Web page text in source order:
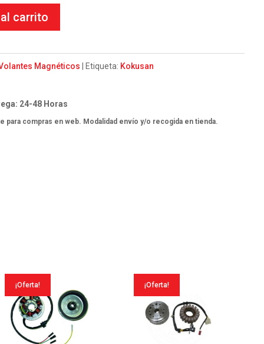
carrito
Magnéticos Etiqueta: Kokusan
24-48 Horas
para compras en web. Modalidad envío y/o recogida en tienda.
¡Oferta! ¡Oferta!